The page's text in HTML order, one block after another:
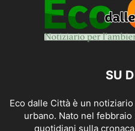
SU
Eco dalle Città è un
urbano. Nato nel
quotidiani sulla